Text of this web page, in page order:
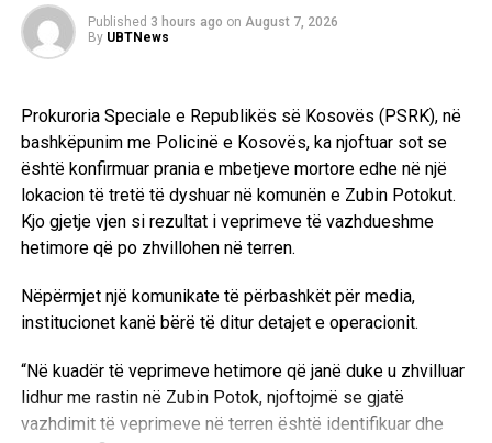
Published 3 hours ago on August 7, 2026
By UBTNews
Prokuroria Speciale e Republikës së Kosovës (PSRK), në
bashkëpunim me Policinë e Kosovës, ka njoftuar sot se
është konfirmuar prania e mbetjeve mortore edhe në një
lokacion të tretë të dyshuar në komunën e Zubin Potokut.
Kjo gjetje vjen si rezultat i veprimeve të vazhdueshme
hetimore që po zhvillohen në terren.
Nëpërmjet një komunikate të përbashkët për media,
institucionet kanë bërë të ditur detajet e operacionit.
“Në kuadër të veprimeve hetimore që janë duke u zhvilluar
lidhur me rastin në Zubin Potok, njoftojmë se gjatë
vazhdimit të veprimeve në terren është identifikuar dhe